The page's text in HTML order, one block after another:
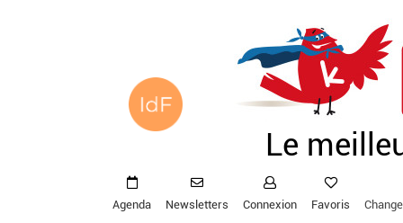
Le
Agenda Newsletters Connexion Favoris